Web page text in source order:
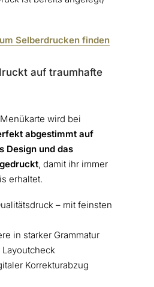
Selberdrucken finden
auf traumhafte
wird bei
abgestimmt auf
Design und das
, damit ihr immer
erhaltet.
– mit feinsten
in starker Grammatur
Korrekturabzug